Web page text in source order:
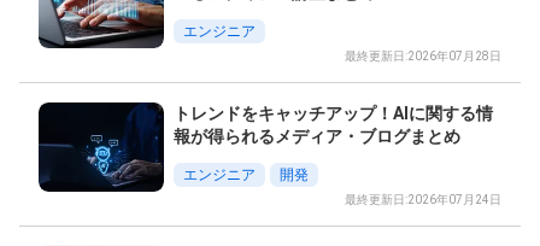
エンジニア
最終更新日:2026年07月28日
トレンドをキャッチアップ！AIに関する情
報が得られるメディア・ブログまとめ
エンジニア 開発
最終更新日:2026年07月24日